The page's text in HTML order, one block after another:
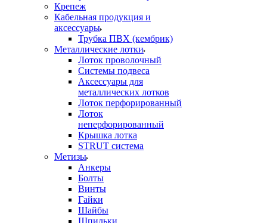
Крепеж
Кабельная продукция и
аксессуары
Трубка ПВХ (кембрик)
Металлические лотки
Лоток проволочный
Системы подвеса
Аксессуары для
металлических лотков
Лоток перфорированный
Лоток
неперфорированный
Крышка лотка
STRUT система
Метизы
Анкеры
Болты
Винты
Гайки
Шайбы
Шпильки